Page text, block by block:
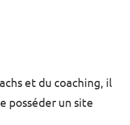
et du coaching, il
posséder un site